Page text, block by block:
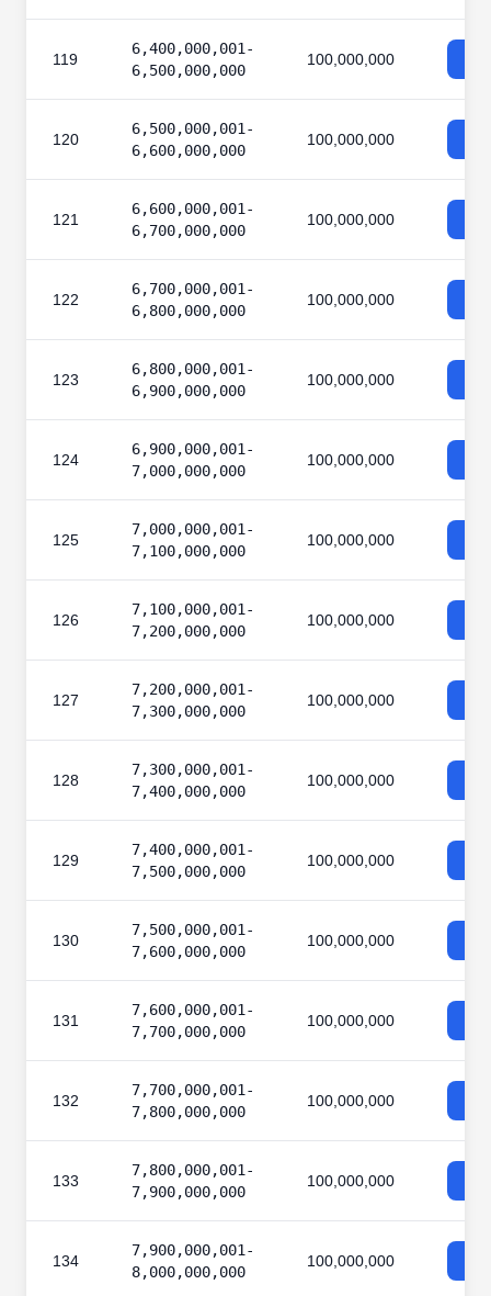
119
6,400,000,001-
6,500,000,000
100,000,000
120
6,500,000,001-
6,600,000,000
100,000,000
121
6,600,000,001-
6,700,000,000
100,000,000
122
6,700,000,001-
6,800,000,000
100,000,000
123
6,800,000,001-
6,900,000,000
100,000,000
124
6,900,000,001-
7,000,000,000
100,000,000
125
7,000,000,001-
7,100,000,000
100,000,000
126
7,100,000,001-
7,200,000,000
100,000,000
127
7,200,000,001-
7,300,000,000
100,000,000
128
7,300,000,001-
7,400,000,000
100,000,000
129
7,400,000,001-
7,500,000,000
100,000,000
130
7,500,000,001-
7,600,000,000
100,000,000
131
7,600,000,001-
7,700,000,000
100,000,000
132
7,700,000,001-
7,800,000,000
100,000,000
133
7,800,000,001-
7,900,000,000
100,000,000
134
7,900,000,001-
8,000,000,000
100,000,000